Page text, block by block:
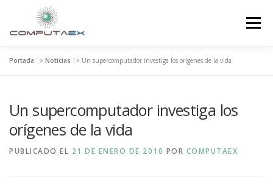
Menú
SUPERCOMPUTACIÓN NOTICIAS
Portada >> Noticias >> Un supercomputador investiga los orígenes de la vida
Un supercomputador investiga los
orígenes de la vida
PUBLICADO EL 21 DE ENERO DE 2010 POR COMPUTAEX